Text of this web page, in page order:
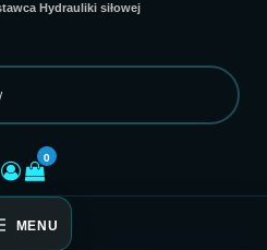
Hydrauliki siłowej
0
MENU